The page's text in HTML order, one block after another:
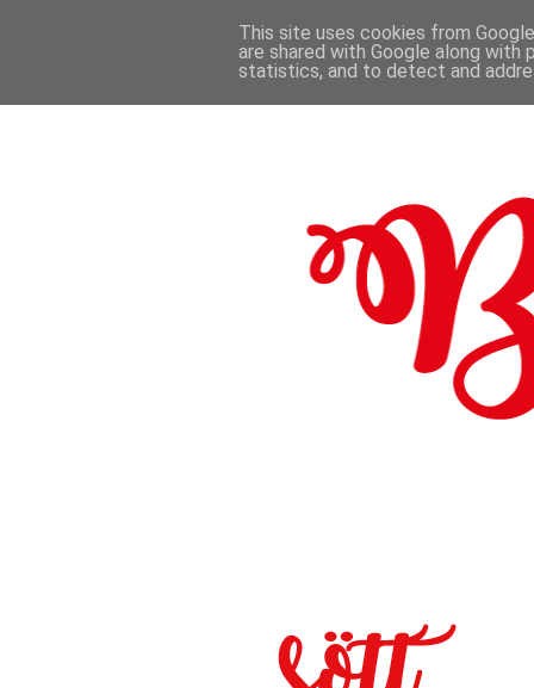
This site uses cookies from
are shared with Google along
statistics, and to detect and